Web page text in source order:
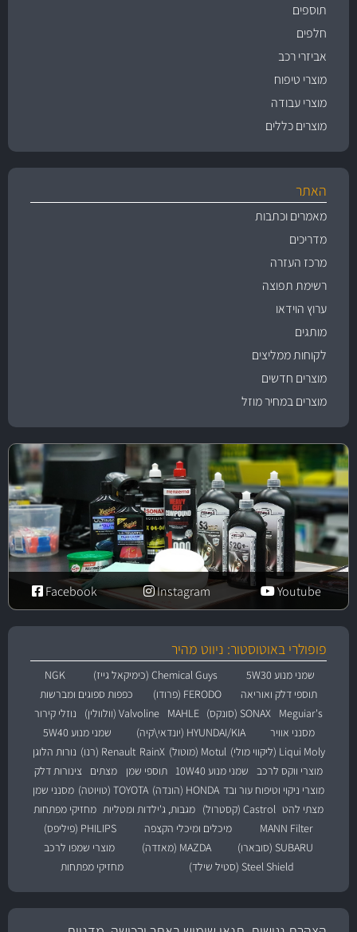
תוספים
חלפים
אביזרי רכב
מוצרי טיפוח
מוצרי עבודה
מוצרים כללים
האתר
מאמרים וכתבות
מדריכים
מרכז העזרה
רשימת תפוצה
ערוץ הוידאו
מותגים
לקוחות ממליצים
מוצרים חדשים
מוצרים במחיר מוזל
Youtube
Instagram
Facebook
פופולרי באוטוסטור: ניווט מהיר
שמני מנוע 5W30 Chemical Guys (כימיקאל גייז)
NGK
תוספי דלק ואוריאה
FERODO (פרודו)
כפפות ספוגים ומברשות
Meguiar's
SONAX (סונקס) MAHLE Valvoline (וולוולין)
נוזלי קירור
מסנני אוויר
HYUNDAI/KIA (יונדאי\קיה)
שמני מנוע 5W40
Liqui Moly (ליקווי מולי)
Motul (מוטול) RainX Renault (רנו)
נורות הלוגן
מוצרי ווקס לרכב
שמני מנוע 10W40 תוספי שמן מצתים
צינורות דלק
מוצרי ניקוי וטיפוח עור ובד HONDA (הונדה) TOYOTA (טויוטה)
מסנני שמן
מצתי להט Castrol (קסטרול) מגבות, ג'ילדות ומטליות מחזיקי מפתחות
MANN Filter
מיכלים ומיכלי הקצפה
PHILIPS (פיליפס)
SUBARU (סובארו)
MAZDA (מאזדה)
מוצרי שמפו לרכב
Steel Shield (סטיל שילד)
מחזיקי מפתחות